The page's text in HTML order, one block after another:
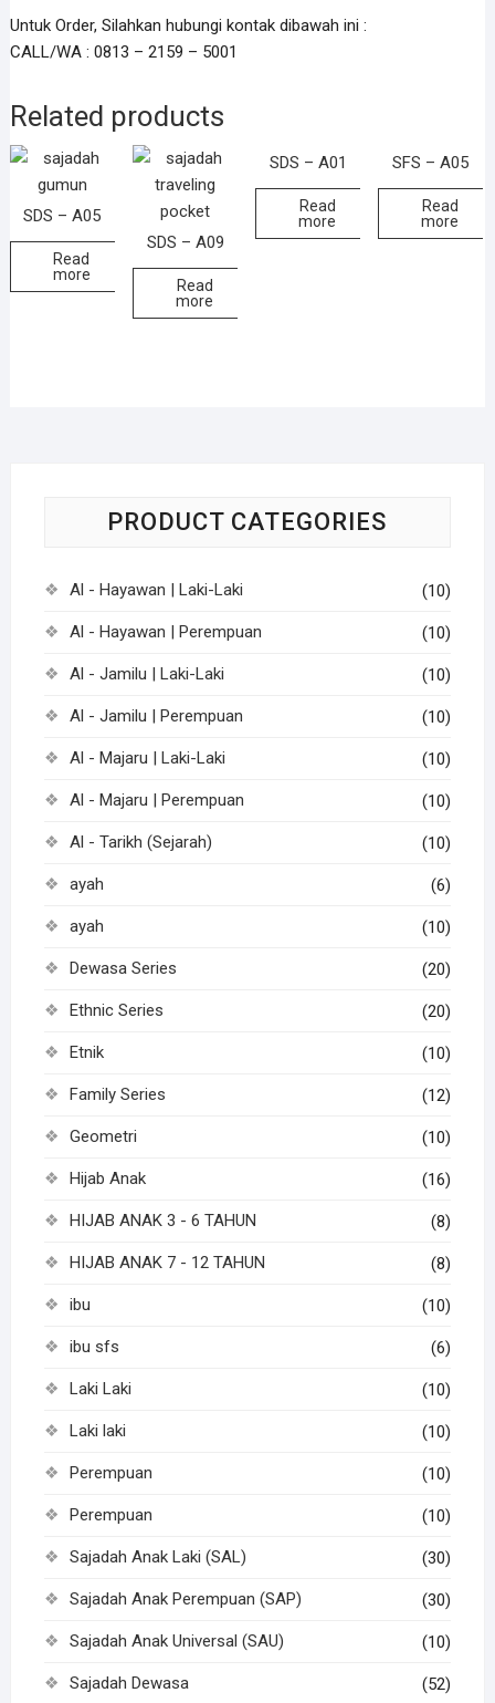
Untuk Order, Silahkan hubungi kontak dibawah ini :
CALL/WA : 0813 – 2159 – 5001
Related products
SDS – A05
Read
more
SDS – A09
Read
more
SDS – A01
Read
more
SFS – A05
Read
more
PRODUCT CATEGORIES
Al - Hayawan | Laki-Laki (10)
Al - Hayawan | Perempuan (10)
Al - Jamilu | Laki-Laki (10)
Al - Jamilu | Perempuan (10)
Al - Majaru | Laki-Laki (10)
Al - Majaru | Perempuan (10)
Al - Tarikh (Sejarah) (10)
ayah (6)
ayah (10)
Dewasa Series (20)
Ethnic Series (20)
Etnik (10)
Family Series (12)
Geometri (10)
Hijab Anak (16)
HIJAB ANAK 3 - 6 TAHUN (8)
HIJAB ANAK 7 - 12 TAHUN (8)
ibu (10)
ibu sfs (6)
Laki Laki (10)
Laki laki (10)
Perempuan (10)
Perempuan (10)
Sajadah Anak Laki (SAL) (30)
Sajadah Anak Perempuan (SAP) (30)
Sajadah Anak Universal (SAU) (10)
Sajadah Dewasa (52)